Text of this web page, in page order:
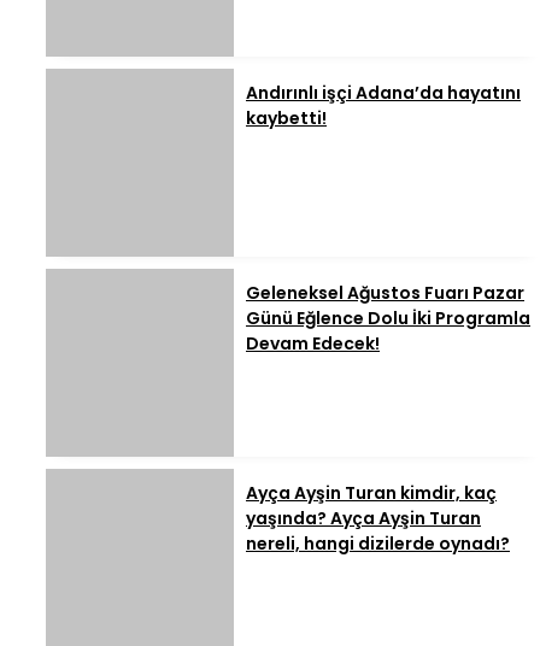
Andırınlı işçi Adana’da hayatını
kaybetti!
Geleneksel Ağustos Fuarı Pazar
Günü Eğlence Dolu İki Programla
Devam Edecek!
Ayça Ayşin Turan kimdir, kaç
yaşında? Ayça Ayşin Turan
nereli, hangi dizilerde oynadı?